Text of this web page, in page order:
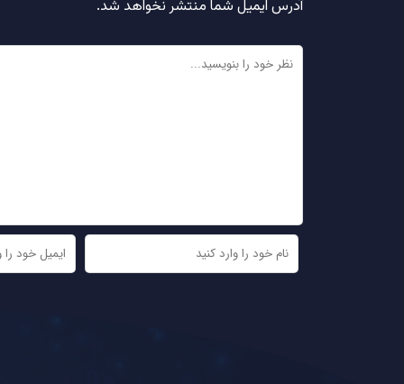
آدرس ایمیل شما منتشر نخواهد شد.